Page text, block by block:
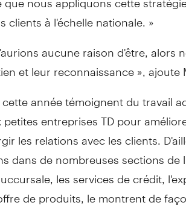
clients à l'échelle nationale. »
aucune raison d'être, alors
et leur reconnaissance », ajoute
année témoignent du travail
entreprises TD pour
les relations avec les clients.
dans de nombreuses sections de
les services de crédit,
de produits, le montrent de